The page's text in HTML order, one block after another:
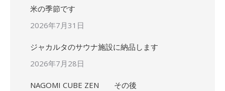
米の季節です
2026年7月31日
ジャカルタのサウナ施設に納品します
2026年7月28日
NAGOMI CUBE ZEN その後